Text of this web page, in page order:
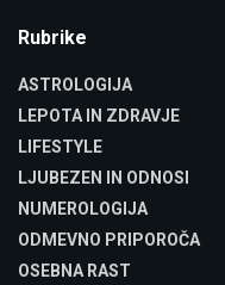
Rubrike
ASTROLOGIJA
LEPOTA IN ZDRAVJE
LIFESTYLE
LJUBEZEN IN ODNOSI
NUMEROLOGIJA
ODMEVNO PRIPOROČA
OSEBNA RAST